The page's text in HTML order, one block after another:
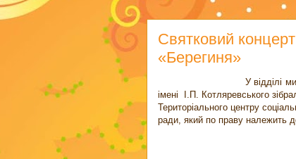
Святковий
«Берегиня»
У відділі мистецтв
імені І.П. Котляревського
Територіального центру
ради, який по праву належить